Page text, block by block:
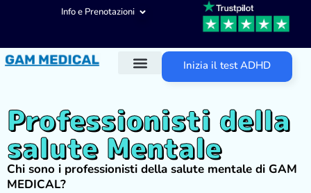
Info e Prenotazioni
Inizia il test ADHD
Professionisti della
salute Mentale
Chi sono i professionisti della salute mentale di GAM
MEDICAL?